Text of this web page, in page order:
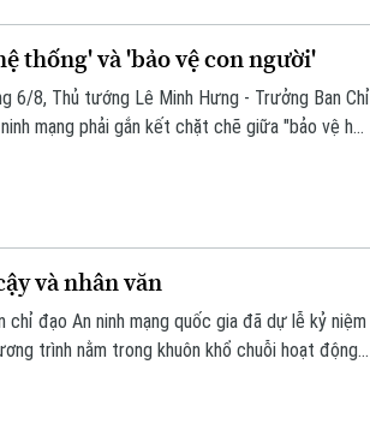
thống' và 'bảo vệ con người'
6/8, Thủ tướng Lê Minh Hưng - Trưởng Ban Chỉ
mạng phải gắn kết chặt chẽ giữa "bảo vệ hệ
và nhân văn
đạo An ninh mạng quốc gia đã dự lễ kỷ niệm
trình nằm trong khuôn khổ chuỗi hoạt động